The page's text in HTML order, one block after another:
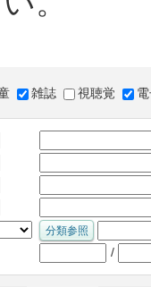
雑誌 視聴覚
/